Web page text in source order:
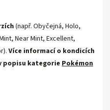
(např. Obyčejná, Holo,
Near Mint, Excellent,
Více informací o kondicích
popisu kategorie Pokémon